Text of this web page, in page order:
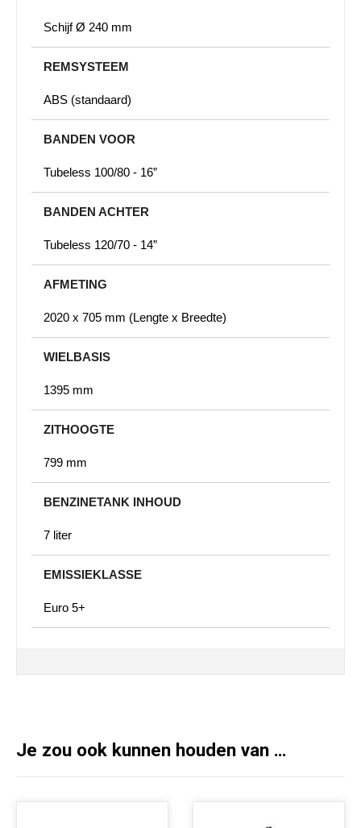
Schijf Ø 240 mm
REMSYSTEEM
ABS (standaard)
BANDEN VOOR
Tubeless 100/80 - 16”
BANDEN ACHTER
Tubeless 120/70 - 14”
AFMETING
2020 x 705 mm (Lengte x Breedte)
WIELBASIS
1395 mm
ZITHOOGTE
799 mm
BENZINETANK INHOUD
7 liter
EMISSIEKLASSE
Euro 5+
Je zou ook kunnen houden van …